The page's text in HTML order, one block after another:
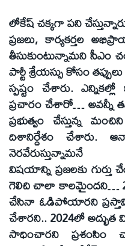
లోకేష్ చక్కగా పని
ప్రజలు, కార్యకర్తల
తీసుకుంటున్నామని సీఎం
పార్టీ శ్రేయస్సు కోసం
స్పష్టం చేశారు.
ప్రచారం చేశారో… అవన్నీ
ప్రభుత్వం చేస్తున్న
దిశానిర్దేశం చేశారు.
నెరవేరుస్తున్నామనే
విషయాన్ని ప్రజలకు
గెలిచి చాలా కాలమైందని…
చేసినా ఓడిపోయారని
చేశారని.. 2024లో
సాధించారని ప్రశంసిం